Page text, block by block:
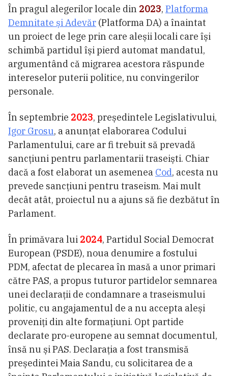
În pragul alegerilor locale din 2023, Platforma
Demnitate și Adevăr (Platforma DA) a înaintat
un proiect de lege prin care aleșii locali care își
schimbă partidul își pierd automat mandatul,
argumentând că migrarea acestora răspunde
intereselor puterii politice, nu convingerilor
personale.
În septembrie 2023, președintele Legislativului,
Igor Grosu, a anunțat elaborarea Codului
Parlamentului, care ar fi trebuit să prevadă
sancțiuni pentru parlamentarii traseiști. Chiar
dacă a fost elaborat un asemenea Cod, acesta nu
prevede sancțiuni pentru traseism. Mai mult
decât atât, proiectul nu a ajuns să fie dezbătut în
Parlament.
În primăvara lui 2024, Partidul Social Democrat
European (PSDE), noua denumire a fostului
PDM, afectat de plecarea în masă a unor primari
către PAS, a propus tuturor partidelor semnarea
unei declarații de condamnare a traseismului
politic, cu angajamentul de a nu accepta aleși
proveniți din alte formațiuni. Opt partide
declarate pro-europene au semnat documentul,
însă nu și PAS. Declarația a fost transmisă
președintei Maia Sandu, cu solicitarea de a